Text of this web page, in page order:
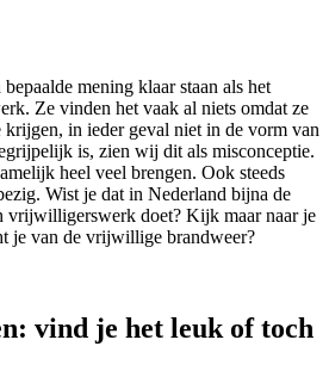
mening klaar staan als het
Ze vinden het vaak al niets omdat ze
in ieder geval niet in de vorm van
is, zien wij dit als misconceptie.
heel veel brengen. Ook steeds
Wist je dat in Nederland bijna de
vrijwilligerswerk doet? Kijk maar naar je
je van de vrijwillige brandweer?
vind je het leuk of toch